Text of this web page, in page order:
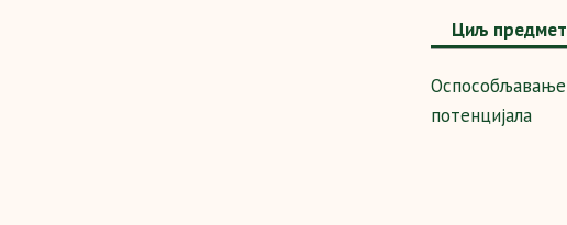
Циљ
потенцијала